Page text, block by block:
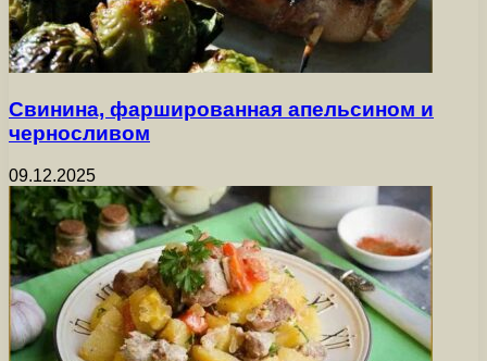
Свинина, фаршированная апельсином и
черносливом
09.12.2025